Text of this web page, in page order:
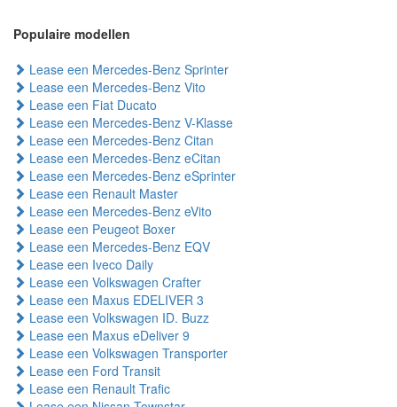
Populaire modellen
Lease een Mercedes-Benz Sprinter
Lease een Mercedes-Benz Vito
Lease een Fiat Ducato
Lease een Mercedes-Benz V-Klasse
Lease een Mercedes-Benz Citan
Lease een Mercedes-Benz eCitan
Lease een Mercedes-Benz eSprinter
Lease een Renault Master
Lease een Mercedes-Benz eVito
Lease een Peugeot Boxer
Lease een Mercedes-Benz EQV
Lease een Iveco Daily
Lease een Volkswagen Crafter
Lease een Maxus EDELIVER 3
Lease een Volkswagen ID. Buzz
Lease een Maxus eDeliver 9
Lease een Volkswagen Transporter
Lease een Ford Transit
Lease een Renault Trafic